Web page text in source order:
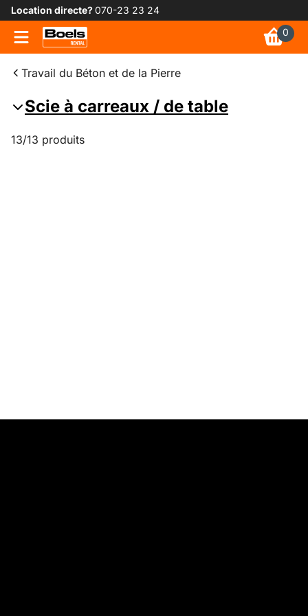
Location directe?070-23 23 24
0
Travail du Béton et de la Pierre
Scie à carreaux / de table
13/13 produits